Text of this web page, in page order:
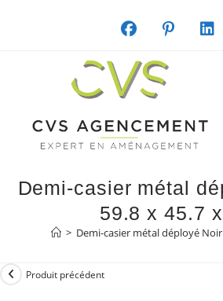
Demi-casier métal
59.8 x 45.7
> Demi-casier métal déployé Noir
Produit précédent